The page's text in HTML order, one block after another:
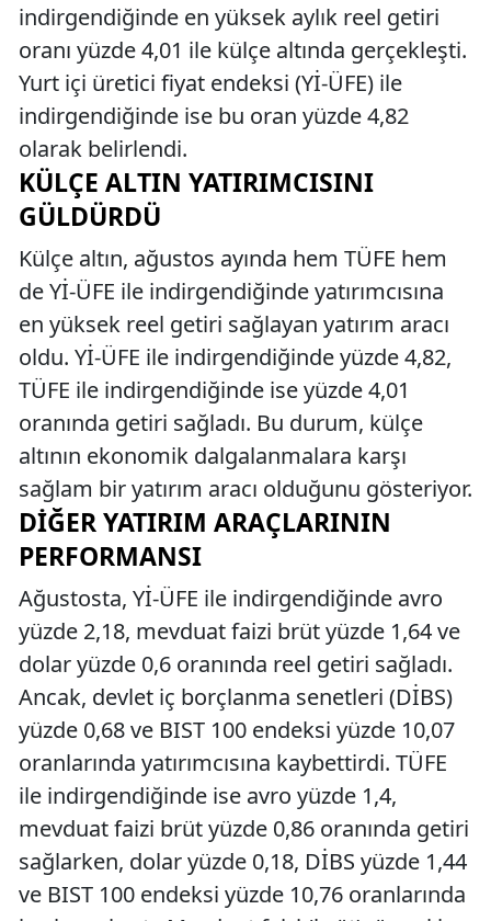
indirgendiğinde en yüksek aylık reel getiri
oranı yüzde 4,01 ile külçe altında gerçekleşti.
Yurt içi üretici fiyat endeksi (Yİ-ÜFE) ile
indirgendiğinde ise bu oran yüzde 4,82
olarak belirlendi.
KÜLÇE ALTIN YATIRIMCISINI
GÜLDÜRDÜ
Külçe altın, ağustos ayında hem TÜFE hem
de Yİ-ÜFE ile indirgendiğinde yatırımcısına
en yüksek reel getiri sağlayan yatırım aracı
oldu. Yİ-ÜFE ile indirgendiğinde yüzde 4,82,
TÜFE ile indirgendiğinde ise yüzde 4,01
oranında getiri sağladı. Bu durum, külçe
altının ekonomik dalgalanmalara karşı
sağlam bir yatırım aracı olduğunu gösteriyor.
DIĞER YATIRIM ARAÇLARININ
PERFORMANSI
Ağustosta, Yİ-ÜFE ile indirgendiğinde avro
yüzde 2,18, mevduat faizi brüt yüzde 1,64 ve
dolar yüzde 0,6 oranında reel getiri sağladı.
Ancak, devlet iç borçlanma senetleri (DİBS)
yüzde 0,68 ve BIST 100 endeksi yüzde 10,07
oranlarında yatırımcısına kaybettirdi. TÜFE
ile indirgendiğinde ise avro yüzde 1,4,
mevduat faizi brüt yüzde 0,86 oranında getiri
sağlarken, dolar yüzde 0,18, DİBS yüzde 1,44
ve BIST 100 endeksi yüzde 10,76 oranlarında